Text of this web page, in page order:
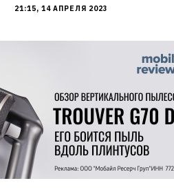
21:15, 14 АПРЕЛЯ 2023